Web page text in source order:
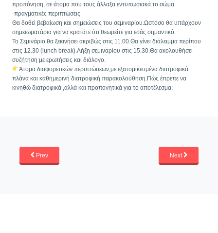
προπόνηση, σε άτομα που τους άλλαξα εντυπωσιακά το σώμα
-πραγματικές περιπτώσεις
Θα δοθεί βεβαίωση και σημειώσεις του σεμιναρίου.Ωστόσο θα υπάρχουν
σημειωματάρια για να κρατάτε ότι θεωρείτε για εσάς σημαντικό.
Το Σεμινάριο θα ξεκινήσει ακριβώς στις 11.00.Θα γίνει διάλειμμα περίπου
στις 12.30 (lunch break).Λήξη σεμιναρίου στις 15.30.Θα ακολουθήσει
συζήτηση με ερωτήσεις και διάλογο.
Άτομα διαφορετικών περιπτώσεων,με εξατομικευμένα διατροφικά
πλάνα και καθημερινή διατροφική παρακολούθηση.Πώς έπρεπε να
κινηθώ διατροφικά ,αλλά και προπονητικά για το αποτέλεσμα;
Prev Next